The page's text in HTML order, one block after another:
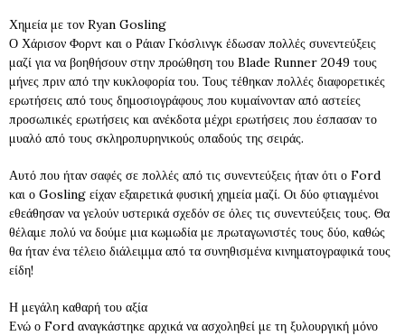
Χημεία με τον Ryan Gosling
Ο Χάρισον Φορντ και ο Ράιαν Γκόσλινγκ έδωσαν πολλές συνεντεύξεις
μαζί για να βοηθήσουν στην προώθηση του Blade Runner 2049 τους
μήνες πριν από την κυκλοφορία του. Τους τέθηκαν πολλές διαφορετικές
ερωτήσεις από τους δημοσιογράφους που κυμαίνονταν από αστείες
προσωπικές ερωτήσεις και ανέκδοτα μέχρι ερωτήσεις που έσπασαν το
μυαλό από τους σκληροπυρηνικούς οπαδούς της σειράς.
Αυτό που ήταν σαφές σε πολλές από τις συνεντεύξεις ήταν ότι ο Ford
και ο Gosling είχαν εξαιρετικά φυσική χημεία μαζί. Οι δύο φτιαγμένοι
εθεάθησαν να γελούν υστερικά σχεδόν σε όλες τις συνεντεύξεις τους. Θα
θέλαμε πολύ να δούμε μια κωμωδία με πρωταγωνιστές τους δύο, καθώς
θα ήταν ένα τέλειο διάλειμμα από τα συνηθισμένα κινηματογραφικά τους
είδη!
Η μεγάλη καθαρή του αξία
Ενώ ο Ford αναγκάστηκε αρχικά να ασχοληθεί με τη ξυλουργική μόνο